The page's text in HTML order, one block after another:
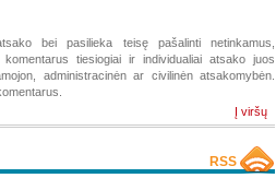
bei pasilieka teisę pašalinti netinkamus,
tiesiogiai ir individualiai atsako juos
administracinėn ar civilinėn atsakomybėn.
Į viršų
RSS